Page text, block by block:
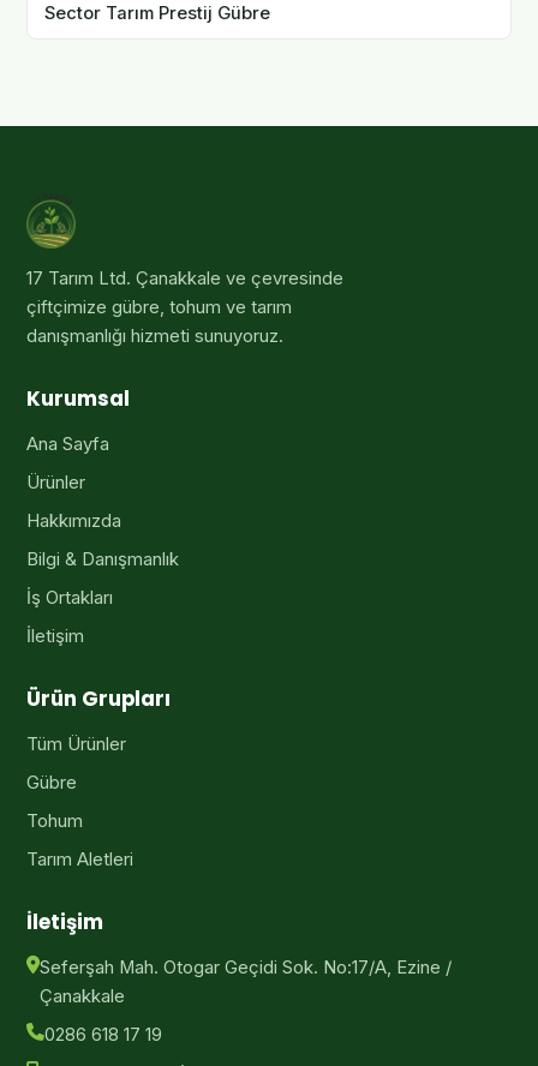
Sector Tarım Prestij Gübre
17 Tarım Ltd. Çanakkale ve çevresinde
çiftçimize gübre, tohum ve tarım
danışmanlığı hizmeti sunuyoruz.
Kurumsal
Ana Sayfa
Ürünler
Hakkımızda
Bilgi & Danışmanlık
İş Ortakları
İletişim
Ürün Grupları
Tüm Ürünler
Gübre
Tohum
Tarım Aletleri
İletişim
Seferşah Mah. Otogar Geçidi Sok. No:17/A, Ezine /
Çanakkale
0286 618 17 19